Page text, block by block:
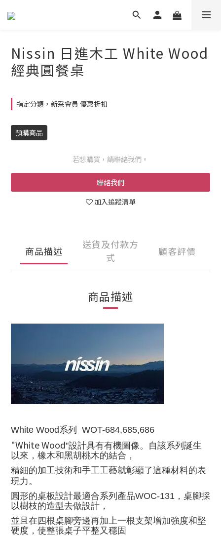
Nissin 日進木工 White Wood
經典圓餐桌
指定分類，新采會員 優惠折扣
預購商品
若想購買，請聯絡我們。
聯絡我們
加入追蹤清單
商品描述
送貨及付款方
式
顧客評價
商品描述
White Wood系列 WOT-684,685,686
"White Wood"設計具有有機圖像。 自該系列誕生
以來，橡木和黑胡桃木的結合，
精細的加工技術和手工工藝就彰顯了這種材料的表
現力。
圓形的桌板設計最適合系列產品WOC-131，桌腳採
以樹枝的造型去做設計，
並且在四根桌腳旁邊再加上一根支架增加強度和堅
硬度，使整張桌子平整又穩固